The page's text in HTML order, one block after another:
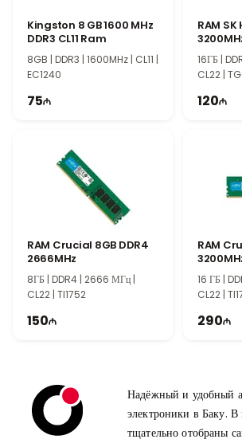
Отличный выбор для рабочих и
высокопроизводительных систем
Dato 32GB DDR4 3200MHz RAM идеально
рабочих станций и систем,
при многозадачности.
Kingston 8 GB 1600 MHz
DDR3 CL11 Ram
8GB | DDR3 | 1600MHz | CL11 |
EC1240
75
RAM SK
16ГБ |
CL22 |
120
RAM Crucial 8GB DDR4
2666MHz
8ГБ | DDR4 | 2666 МГц |
CL22 | TI1752
150
RAM
16 ГБ |
CL22 |
290
Надёжный и удобный
электроники в Баку.
тщательно отобраны